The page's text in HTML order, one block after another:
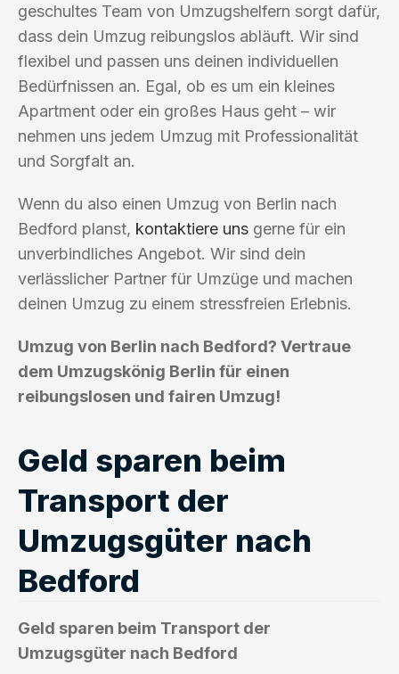
geschultes Team von Umzugshelfern sorgt dafür,
dass dein Umzug reibungslos abläuft. Wir sind
flexibel und passen uns deinen individuellen
Bedürfnissen an. Egal, ob es um ein kleines
Apartment oder ein großes Haus geht – wir
nehmen uns jedem Umzug mit Professionalität
und Sorgfalt an.
Wenn du also einen Umzug von Berlin nach
Bedford planst, kontaktiere uns gerne für ein
unverbindliches Angebot. Wir sind dein
verlässlicher Partner für Umzüge und machen
deinen Umzug zu einem stressfreien Erlebnis.
Umzug von Berlin nach Bedford? Vertraue
dem Umzugskönig Berlin für einen
reibungslosen und fairen Umzug!
Geld sparen beim
Transport der
Umzugsgüter nach
Bedford
Geld sparen beim Transport der
Umzugsgüter nach Bedford